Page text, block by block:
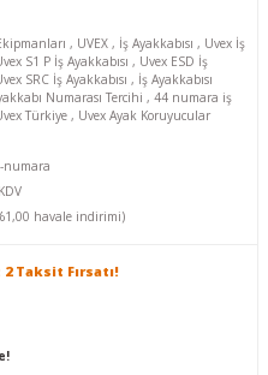
, UVEX , İş Ayakkabısı , Uvex İş
S1 P İş Ayakkabısı , Uvex ESD İş
SRC İş Ayakkabısı , İş Ayakkabısı
Numarası Tercihi ,44 numara iş
Türkiye , Uvex Ayak Koruyucular
numara
havale indirimi)
2 Taksit Fırsatı!